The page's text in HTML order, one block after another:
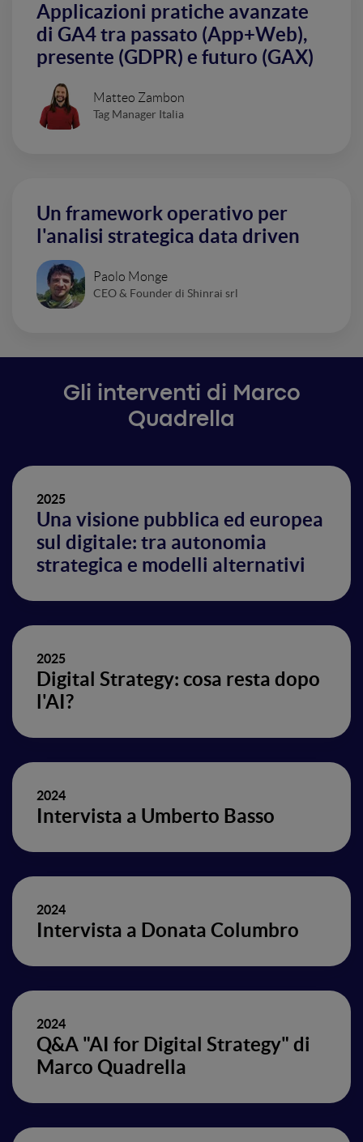
Applicazioni pratiche avanzate
di GA4 tra passato (App+Web),
presente (GDPR) e futuro (GAX)
Matteo Zambon
Tag Manager Italia
Un framework operativo per
l'analisi strategica data driven
Paolo Monge
CEO & Founder di Shinrai srl
Gli interventi di Marco
Quadrella
2025
Una visione pubblica ed europea
sul digitale: tra autonomia
strategica e modelli alternativi
2025
Digital Strategy: cosa resta dopo
l'AI?
2024
Intervista a Umberto Basso
2024
Intervista a Donata Columbro
2024
Q&A "AI for Digital Strategy" di
Marco Quadrella